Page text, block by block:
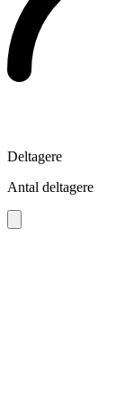
Deltagere
Antal deltagere